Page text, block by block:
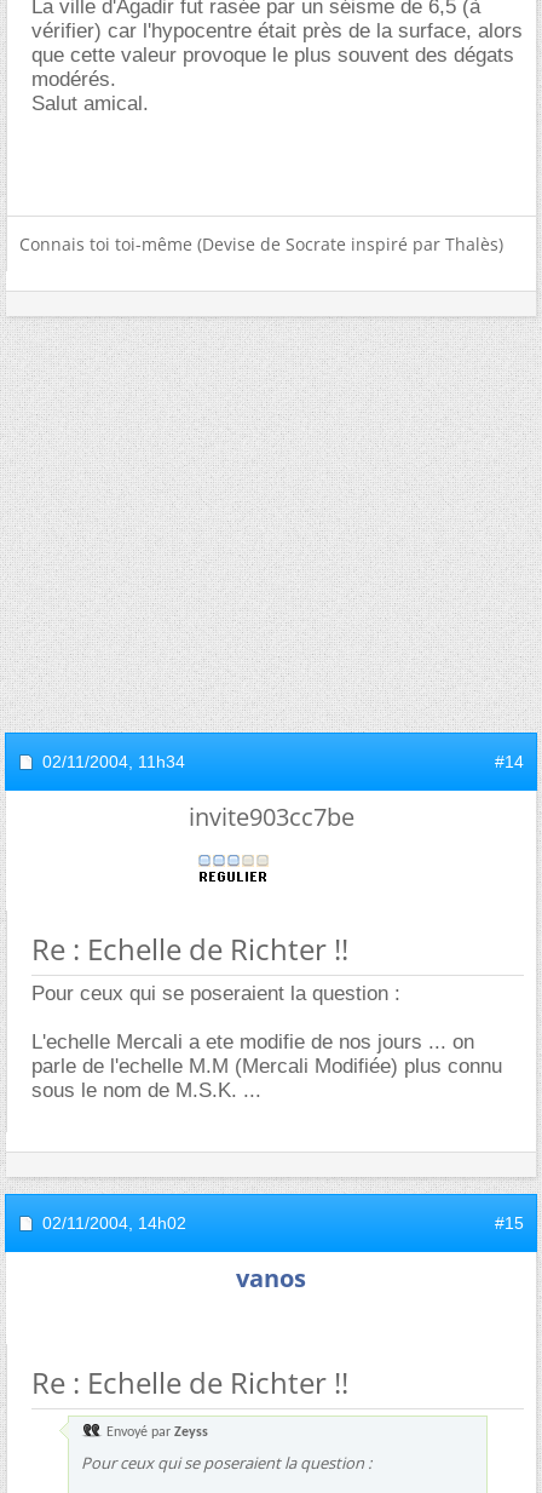
La ville d'Agadir fut rasée par un séisme de 6,5 (à
vérifier) car l'hypocentre était près de la surface, alors
que cette valeur provoque le plus souvent des dégats
modérés.
Salut amical.
Connais toi toi-même (Devise de Socrate inspiré par Thalès)
02/11/2004, 11h34 #14
invite903cc7be
Re : Echelle de Richter !!
Pour ceux qui se poseraient la question :
L'echelle Mercali a ete modifie de nos jours ... on
parle de l'echelle M.M (Mercali Modifiée) plus connu
sous le nom de M.S.K. ...
02/11/2004, 14h02 #15
vanos
Re : Echelle de Richter !!
Envoyé par Zeyss
Pour ceux qui se poseraient la question :